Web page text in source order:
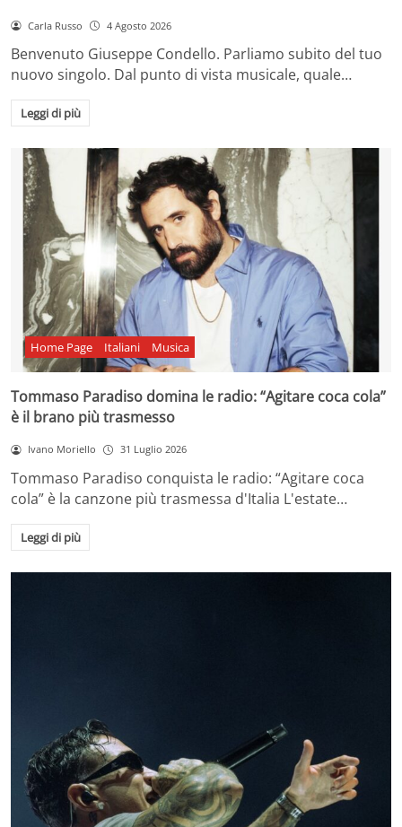
Carla Russo 4 Agosto 2026
Benvenuto Giuseppe Condello. Parliamo subito del tuo
nuovo singolo. Dal punto di vista musicale, quale…
Leggi di più
Home Page Italiani Musica
Tommaso Paradiso domina le radio: “Agitare coca cola”
è il brano più trasmesso
Ivano Moriello 31 Luglio 2026
Tommaso Paradiso conquista le radio: “Agitare coca
cola” è la canzone più trasmessa d'Italia L'estate…
Leggi di più